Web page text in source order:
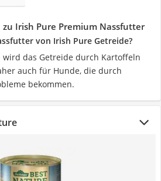
Irish Pure Premium Nassfutter
von Irish Pure Getreide?
das Getreide durch Kartoffeln
auch für Hunde, die durch
bekommen.